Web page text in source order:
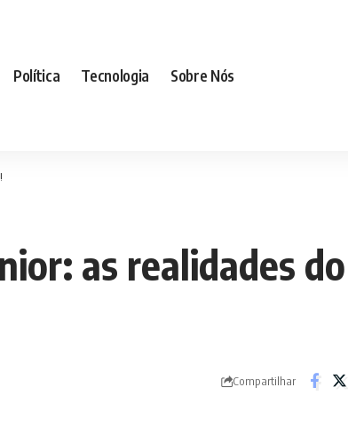
Política Tecnologia Sobre Nós
as realidades
Compartilhar